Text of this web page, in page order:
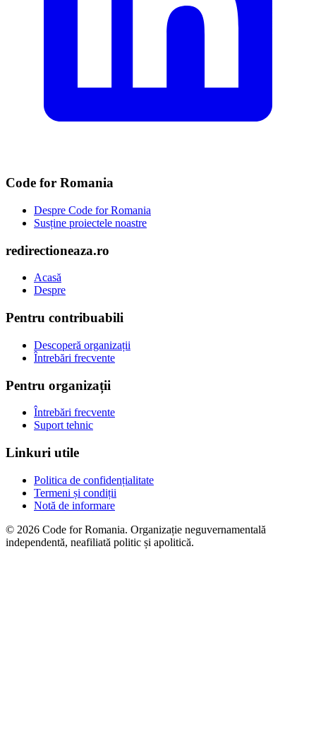
Code for Romania
Despre Code for Romania
Susține proiectele noastre
redirectioneaza.ro
Acasă
Despre
Pentru contribuabili
Descoperă organizații
Întrebări frecvente
Pentru organizații
Întrebări frecvente
Suport tehnic
Linkuri utile
Politica de confidențialitate
Termeni și condiții
Notă de informare
© 2026 Code for Romania. Organizație neguvernamentală
independentă, neafiliată politic și apolitică.